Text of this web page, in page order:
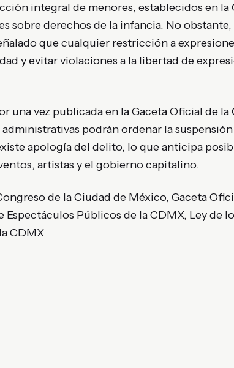
integral de menores, establecidos en
sobre derechos de la infancia. No
que cualquier restricción a
y evitar violaciones a la libertad de
una vez publicada en la Gaceta Oficial de
podrán ordenar la
apología del delito, lo que anticipa
artistas y el gobierno capitalino.
de la Ciudad de México, Gaceta
Espectáculos Públicos de la CDMX, Ley de
CDMX